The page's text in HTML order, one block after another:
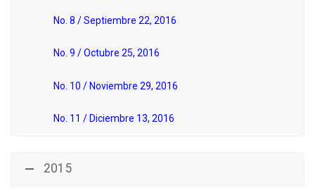
No. 8 / Septiembre 22, 2016
No. 9 / Octubre 25, 2016
No. 10 / Noviembre 29, 2016
No. 11 / Diciembre 13, 2016
2015